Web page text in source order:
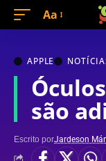
Aa
APPLE
são
Escrito porJardeson